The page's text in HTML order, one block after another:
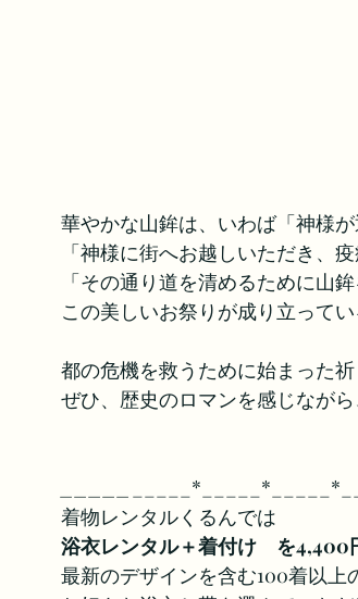
華やかな山鉾は、いわば「神様
「神様に街へお越しいただき、
「その通り道を清めるために山
この美しいお祭りが成り立ってい
都の危機を救うために始まった
ぜひ、歴史のロマンを感じなが
着物レンタルくるんでは
浴衣レンタル＋着付け　を4,400
最新のデザインを含む100着以上